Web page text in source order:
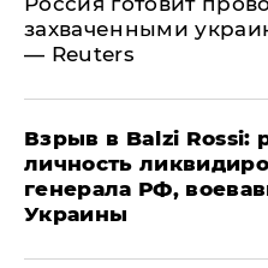
захваченными
— Reuters
​Взрыв в Balzi Rossi:
личность
генерала РФ,
Украины